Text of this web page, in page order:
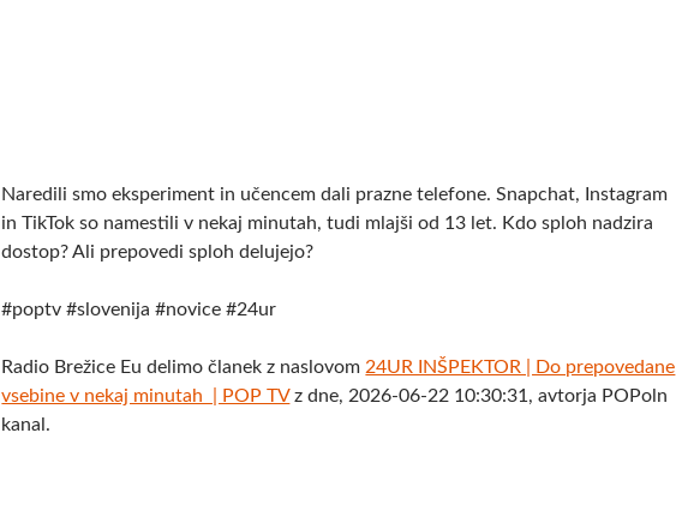
Naredili smo eksperiment in učencem dali prazne telefone. Snapchat, Instagram
in TikTok so namestili v nekaj minutah, tudi mlajši od 13 let. Kdo sploh nadzira
dostop? Ali prepovedi sploh delujejo?
#poptv #slovenija #novice #24ur
Radio Brežice Eu delimo članek z naslovom 24UR INŠPEKTOR | Do prepovedane
vsebine v nekaj minutah | POP TVz dne, 2026-06-22 10:30:31, avtorja POPoln
kanal.